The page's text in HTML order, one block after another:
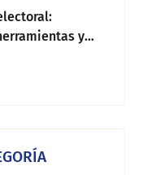
y
intención de